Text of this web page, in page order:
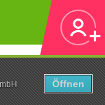
Öffnen